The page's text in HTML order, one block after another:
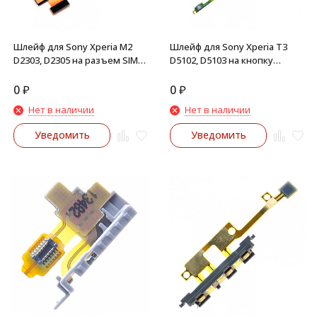
Шлейф для Sony Xperia M2
D2303, D2305 на разъем SIM,
0₽
Нет в наличии
Уведомить
Шлейф для Sony Xperia T3
D5102, D5103 на кнопку
камеру
0₽
Нет в наличии
Уведомить